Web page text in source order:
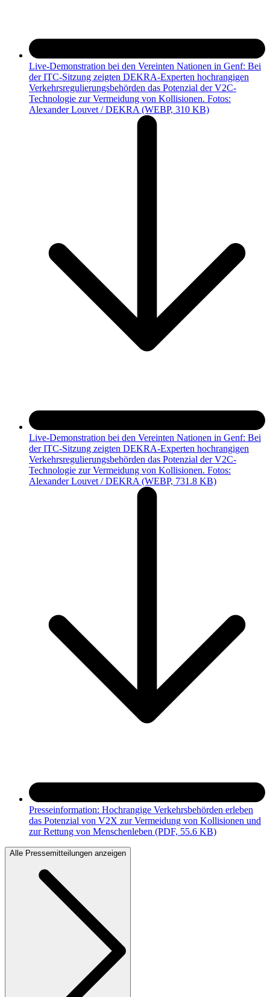
Live-Demonstration bei den Vereinten Nationen in Genf: Bei
der ITC-Sitzung zeigten DEKRA-Experten hochrangigen
Verkehrsregulierungsbehörden das Potenzial der V2C-
Technologie zur Vermeidung von Kollisionen. Fotos:
Alexander Louvet / DEKRA (WEBP, 310 KB)
Live-Demonstration bei den Vereinten Nationen in Genf: Bei
der ITC-Sitzung zeigten DEKRA-Experten hochrangigen
Verkehrsregulierungsbehörden das Potenzial der V2C-
Technologie zur Vermeidung von Kollisionen. Fotos:
Alexander Louvet / DEKRA (WEBP, 731.8 KB)
Presseinformation: Hochrangige Verkehrsbehörden erleben
das Potenzial von V2X zur Vermeidung von Kollisionen und
zur Rettung von Menschenleben (PDF, 55.6 KB)
Alle Pressemitteilungen anzeigen